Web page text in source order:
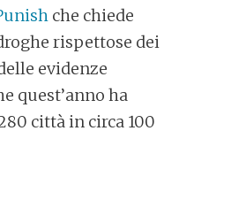
che chiede
rispettose dei
evidenze
quest’anno ha
città in circa 100